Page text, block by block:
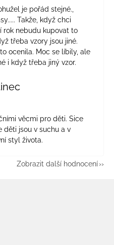
je pořád stejné.,
Takže, když chci
rok nebudu kupovat to
třeba vzory jsou jiné.
ocenila. Moc se líbily, ale
i když třeba jiný vzor.
je 5 z 5 hvězdiček.
věcmi pro děti. Sice
děti jsou v suchu a v
styl života.
Zobrazit další hodnocení